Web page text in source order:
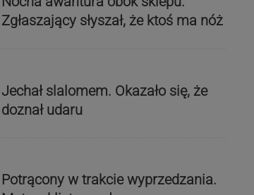
Zgłaszający słyszał, że ktoś ma nóż
Jechał slalomem. Okazało się, że
doznał udaru
Potrącony w trakcie wyprzedzania.